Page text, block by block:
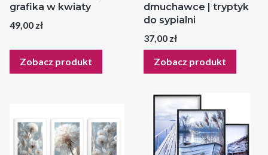
grafika w kwiaty
Cena
49,00 zł
Zobacz produkt
dmuchawce | tryptyk
do sypialni
Cena
37,00 zł
Zobacz produkt